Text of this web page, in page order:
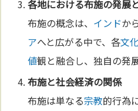
各地における布施の発展
布施の概念は、 インドか
アへと広がる中で、各文化
値観と融合し、独自の発
布施と社会経済の関係
布施は単なる宗教的行為